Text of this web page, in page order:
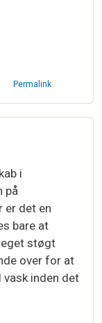
Permalink
i
på
er det en
bare at
støgt
over for at
inden det